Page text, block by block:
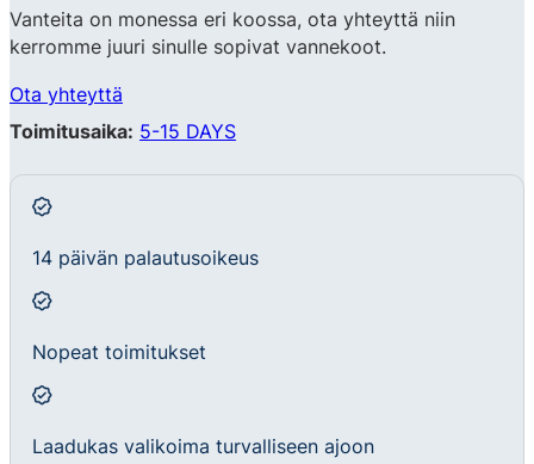
Vanteita on monessa eri koossa, ota yhteyttä niin
kerromme juuri sinulle sopivat vannekoot.
Ota yhteyttä
Toimitusaika: 5-15 DAYS
14 päivän palautusoikeus
Nopeat toimitukset
Laadukas valikoima turvalliseen ajoon